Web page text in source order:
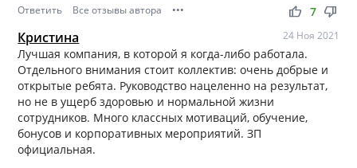
Ответить Все отзывы автора ••• thumb_up thumb_down
7
Кристина 24 Ноя 2021
Лучшая компания, в которой я когда-либо работала.
Отдельного внимания стоит коллектив: очень добрые и
открытые ребята. Руководство нацеленно на результат,
но не в ущерб здоровью и нормальной жизни
сотрудников. Много классных мотиваций, обучение,
бонусов и корпоративных мероприятий. ЗП
официальная.